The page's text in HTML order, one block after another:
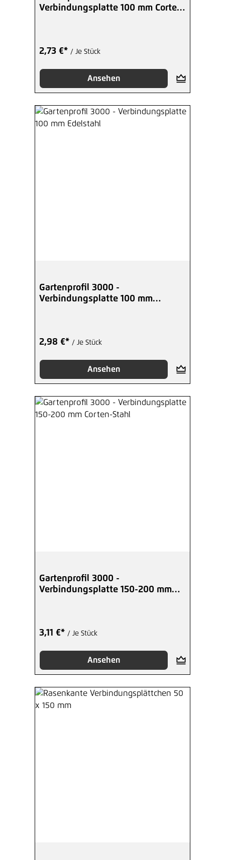
Verbindungsplatte 100 mm Corten-
2,73 €* / Je Stück
Ansehen
Gartenprofil 3000 -
Verbindungsplatte 100 mm
2,98 €* / Je Stück
Ansehen
Gartenprofil 3000 -
Verbindungsplatte 150-200 mm
3,11 €* / Je Stück
Ansehen